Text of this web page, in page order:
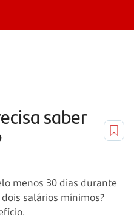
saber
menos 30 dias durante
salários mínimos?